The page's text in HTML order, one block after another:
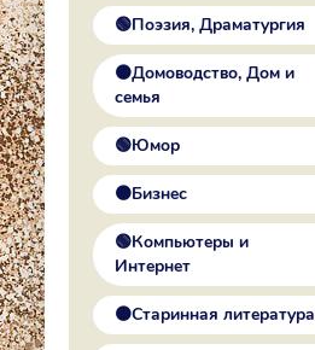
🟢Поэзия, Драматургия
🟠Домоводство, Дом и
семья
🟢Юмор
🟠Бизнес
🟢Компьютеры и
Интернет
🟠Старинная литература